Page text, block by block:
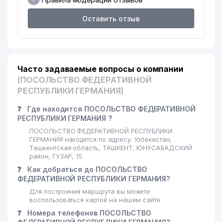
17 BSM AGRO GROUP ООО 176 м
TURKISH AIRLINES
ПРЕДСТАВИТЕЛЬСТВО
20 WORLD CRYPTO CAPITAL ООО
СТУДИЯ АННЫ КРАСНОВОЙ
23
УЗБЮРОКЕС БЮРО
КООРДИНАЦИИ
ТЕХНИЧЕСКОГО СОДЕЙСТВИЯ
КОМИССИИ ЕВРОПЕЙСКОГО
СОЮЗА ПРИ КАБИНЕТЕ
МИНИСТРОВ РЕСПУБЛИКИ
УЗБЕКИСТАН
ABT ASSOCIATES TASHKENT
Оставить отзыв
Часто задаваемые вопросы о компании
(ПОСОЛЬСТВО ФЕДЕРАТИВНОЙ
РЕСПУБЛИКИ ГЕРМАНИЯ)
❓
Где находится ПОСОЛЬСТВО ФЕДЕРАТИВНОЙ
РЕСПУБЛИКИ ГЕРМАНИЯ ?
ПОСОЛЬСТВО ФЕДЕРАТИВНОЙ РЕСПУБЛИКИ
ГЕРМАНИЯ находится по адресу: Узбекистан,
Ташкентская область, ТАШКЕНТ, ЮНУСАБАДСКИЙ
район, ГУЗАР, 15
❓
Как добраться до ПОСОЛЬСТВО
ФЕДЕРАТИВНОЙ РЕСПУБЛИКИ ГЕРМАНИЯ?
Для построения маршрута вы можете
воспользоваться картой на нашем сайте
❓
Номера телефонов ПОСОЛЬСТВО